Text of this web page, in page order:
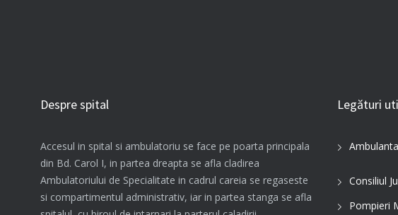
Despre spital
Accesul in spital si ambulatoriu se face pe poarta principala
din Bd. Carol I, in partea dreapta se afla cladirea
Ambulatoriului de Specialitate in cadrul careia se regaseste
si compartimentul administrativ, iar in partea stanga se afla
Legături
Ambulanta
Consiliul
Pompieri